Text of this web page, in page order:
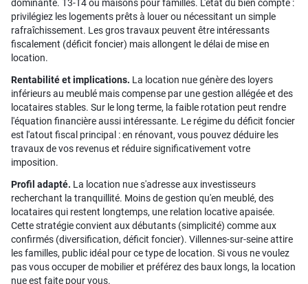
dominante. T3-T4 ou maisons pour familles. L'état du bien compte :
privilégiez les logements prêts à louer ou nécessitant un simple
rafraîchissement. Les gros travaux peuvent être intéressants
fiscalement (déficit foncier) mais allongent le délai de mise en
location.
Rentabilité et implications. La location nue génère des loyers
inférieurs au meublé mais compense par une gestion allégée et des
locataires stables. Sur le long terme, la faible rotation peut rendre
l'équation financière aussi intéressante. Le régime du déficit foncier
est l'atout fiscal principal : en rénovant, vous pouvez déduire les
travaux de vos revenus et réduire significativement votre
imposition.
Profil adapté. La location nue s'adresse aux investisseurs
recherchant la tranquillité. Moins de gestion qu'en meublé, des
locataires qui restent longtemps, une relation locative apaisée.
Cette stratégie convient aux débutants (simplicité) comme aux
confirmés (diversification, déficit foncier). Villennes-sur-seine attire
les familles, public idéal pour ce type de location. Si vous ne voulez
pas vous occuper de mobilier et préférez des baux longs, la location
nue est faite pour vous.